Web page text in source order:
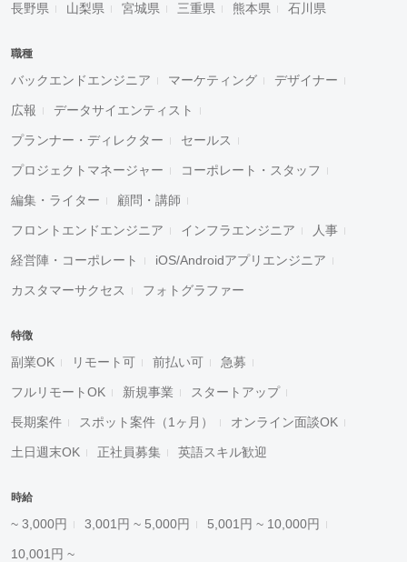
長野県 山梨県 宮城県 三重県 熊本県 石川県
職種
バックエンドエンジニア マーケティング デザイナー
広報 データサイエンティスト
プランナー・ディレクター セールス
プロジェクトマネージャー コーポレート・スタッフ
編集・ライター 顧問・講師
フロントエンドエンジニア インフラエンジニア 人事
経営陣・コーポレート iOS/Androidアプリエンジニア
カスタマーサクセス フォトグラファー
特徴
副業OK リモート可 前払い可 急募
フルリモートOK 新規事業 スタートアップ
長期案件 スポット案件（1ヶ月） オンライン面談OK
土日週末OK 正社員募集 英語スキル歓迎
時給
~ 3,000円 3,001円 ~ 5,000円 5,001円 ~ 10,000円
10,001円 ~